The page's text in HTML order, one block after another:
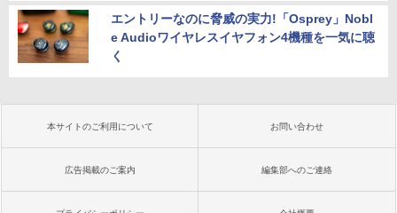
エントリーなのに脅威の実力!「Osprey」Nobl
e Audioワイヤレスイヤフォン4機種を一気に聴
く
本サイトのご利用について お問い合わせ
広告掲載のご案内 編集部へのご連絡